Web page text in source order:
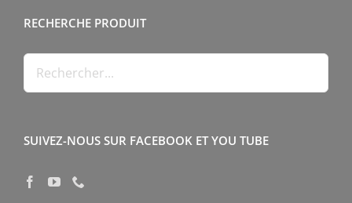
RECHERCHE PRODUIT
SUIVEZ-NOUS SUR FACEBOOK ET YOU TUBE